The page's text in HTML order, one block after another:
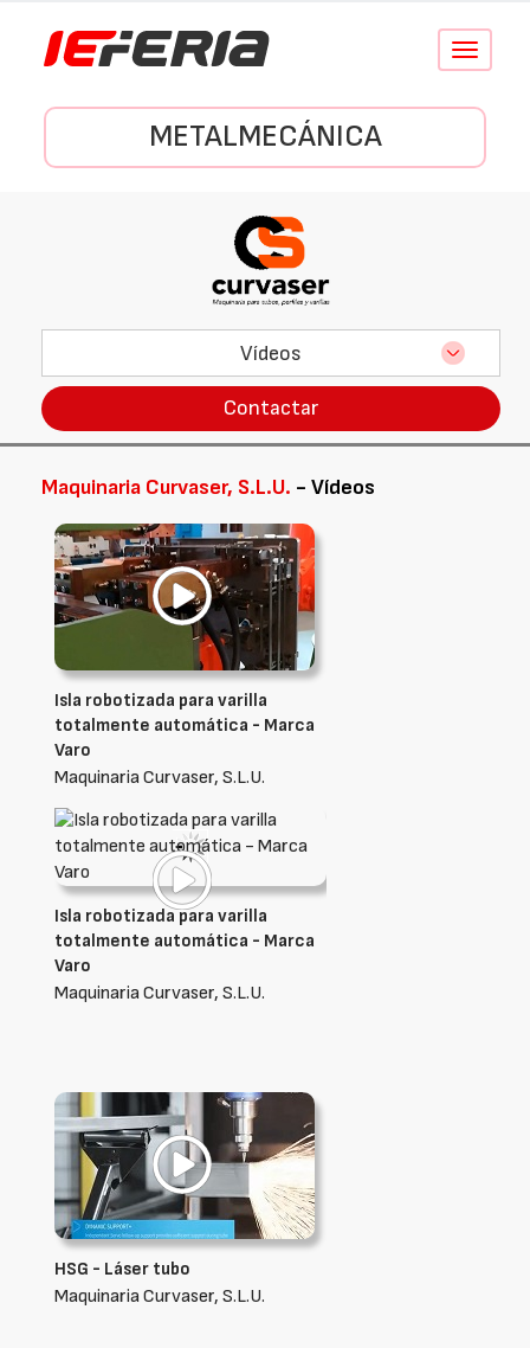
Conmutar
METALMECÁNICA
Vídeos
Contactar
Maquinaria Curvaser, S.L.U. - Vídeos
Isla robotizada para varilla
totalmente automática - Marca
Varo
Maquinaria Curvaser, S.L.U.
Isla robotizada para varilla
totalmente automática - Marca
Varo
Maquinaria Curvaser, S.L.U.
HSG - Láser tubo
Maquinaria Curvaser, S.L.U.